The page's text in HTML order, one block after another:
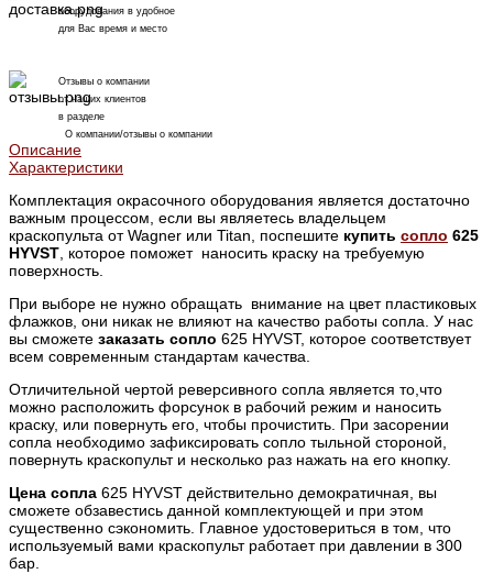
оборудования в удобное
для Вас время и место
Отзывы о компании
от наших клиентов
в разделе
О компании/отзывы о компании
Описание
Характеристики
Комплектация окрасочного оборудования является достаточно
важным процессом, если вы являетесь владельцем
краскопульта от Wagner или Titan, поспешите купить сопло 625
HYVST , которое поможет наносить краску на требуемую
поверхность.
При выборе не нужно обращать внимание на цвет пластиковых
флажков, они никак не влияют на качество работы сопла. У нас
вы сможете заказать сопло 625 HYVST, которое соответствует
всем современным стандартам качества.
Отличительной чертой реверсивного сопла является то,что
можно расположить форсунок в рабочий режим и наносить
краску, или повернуть его, чтобы прочистить. При засорении
сопла необходимо зафиксировать сопло тыльной стороной,
повернуть краскопульт и несколько раз нажать на его кнопку.
Цена сопла 625 HYVST действительно демократичная, вы
сможете обзавестись данной комплектующей и при этом
существенно сэкономить. Главное удостовериться в том, что
используемый вами краскопульт работает при давлении в 300
бар.